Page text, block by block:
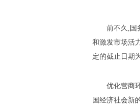
前不久,国
和激发市场活
定的截止日期
优化营商
国经济社会新